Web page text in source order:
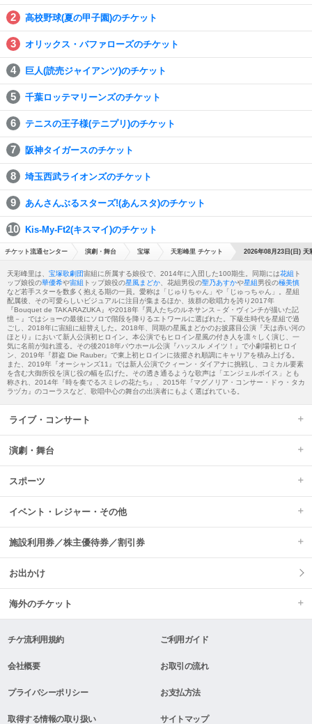
高校野球(夏の甲子園)のチケット
オリックス・バファローズのチケット
巨人(読売ジャイアンツ)のチケット
千葉ロッテマリーンズのチケット
テニスの王子様(テニプリ)のチケット
阪神タイガースのチケット
埼玉西武ライオンズのチケット
あんさんぶるスターズ!(あんスタ)のチケット
Kis-My-Ft2(キスマイ)のチケット
チケット流通センター 演劇・舞台 宝塚 天彩峰里 チケット 2026年08月23日(日) 天
天彩峰里は、 宝塚歌劇団宙組に所属する娘役で、2014年に入団した100期生。同期には花組 ト
ップ娘役の華優希や宙組 トップ娘役の星風まどか 、花組男役の聖乃あすかや星組男役の極美慎
など若手スターを数多く抱える期の一員。愛称は「じゅりちゃん」や「じゅっちゃん」。星組
配属後、その可愛らしいビジュアルに注目が集まるほか、抜群の歌唱力を誇り2017年
『Bouquet de TAKARAZUKA』や2018年『異人たちのルネサンス－ダ・ヴィンチが描いた記
憶－』ではショーの最後にソロで階段を降りるエトワールに選ばれた。下級生時代を星組で過
ごし、2018年に宙組に組替えした。2018年、同期の星風まどかのお披露目公演『天は赤い河の
ほとり』において新人公演初ヒロイン。本公演でもヒロイン星風の付き人を凛々しく演じ、一
気に名前が知れ渡る。その後2018年バウホール公演『ハッスル メイツ！』で小劇場初ヒロイ
ン、2019年『群盗 Die Rauber』で東上初ヒロインに抜擢され順調にキャリアを積み上げる。
また、2019年『オーシャンズ11』では新人公演でクィーン・ダイアナに挑戦し、コミカル要素
を含む大御所役を演じ役の幅を広げた。その透き通るような歌声は「エンジェルボイス」とも
称され、2014年『時を奏でるスミレの花たち』、2015年『マグノリア・コンサー・ドゥ・タカ
ラヅカ』のコーラスなど、歌唱中心の舞台の出演者にもよく選ばれている。
ライブ・コンサート
演劇・舞台
スポーツ
イベント・レジャー・その他
施設利用券／株主優待券／割引券
お出かけ
海外のチケット
チケ流利用規約 ご利用ガイド
会社概要 お取引の流れ
プライバシーポリシー お支払方法
取得する情報の取り扱い サイトマップ